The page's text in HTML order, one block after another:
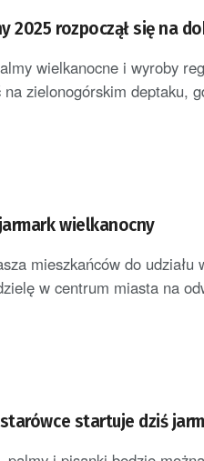
2025 rozpoczął się na
wielkanocne i wyroby
zielonogórskim deptaku,
wielkanocny
mieszkańców do udziału
w centrum miasta na
startuje dziś